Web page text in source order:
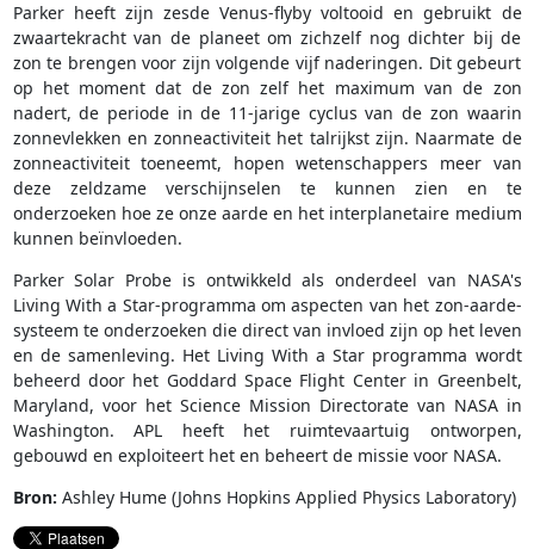
Parker heeft zijn zesde Venus-flyby voltooid en gebruikt de
zwaartekracht van de planeet om zichzelf nog dichter bij de
zon te brengen voor zijn volgende vijf naderingen. Dit gebeurt
op het moment dat de zon zelf het maximum van de zon
nadert, de periode in de 11-jarige cyclus van de zon waarin
zonnevlekken en zonneactiviteit het talrijkst zijn. Naarmate de
zonneactiviteit toeneemt, hopen wetenschappers meer van
deze zeldzame verschijnselen te kunnen zien en te
onderzoeken hoe ze onze aarde en het interplanetaire medium
kunnen beïnvloeden.
Parker Solar Probe is ontwikkeld als onderdeel van NASA's
Living With a Star-programma om aspecten van het zon-aarde-
systeem te onderzoeken die direct van invloed zijn op het leven
en de samenleving. Het Living With a Star programma wordt
beheerd door het Goddard Space Flight Center in Greenbelt,
Maryland, voor het Science Mission Directorate van NASA in
Washington. APL heeft het ruimtevaartuig ontworpen,
gebouwd en exploiteert het en beheert de missie voor NASA.
Bron: Ashley Hume (Johns Hopkins Applied Physics Laboratory)